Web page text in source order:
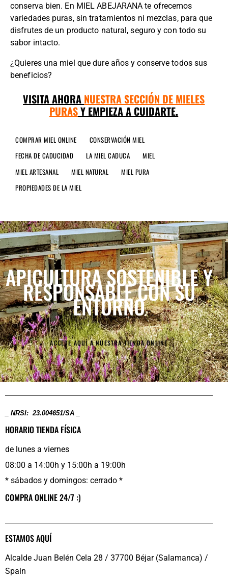
conserva bien. En MIEL ABEJARANA te ofrecemos
variedades puras, sin tratamientos ni mezclas, para que
disfrutes de un producto natural, seguro y con todo su
sabor intacto.
¿Quieres una miel que dure años y conserve todos sus
beneficios?
VISITA AHORA NUESTRA SECCIÓN DE MIELES
PURASY EMPIEZA A CUIDARTE.
COMPRAR MIEL ONLINE
CONSERVACIÓN MIEL
FECHA DE CADUCIDAD
LA MIEL CADUCA
MIEL
MIEL ARTESANAL
MIEL NATURAL
MIEL PURA
PROPIEDADES DE LA MIEL
APICULTURA SOSTENIBLEY
RESPONSABLE CON SU
ENTORNO
ACCEDE AQUÍ A NUESTRA TIENDA ONLINE
_ NRSI: 23.004651/SA _
HORARIO TIENDA FÍSICA
de lunes a viernes
08:00 a 14:00h y 15:00h a 19:00h
* sábados y domingos: cerrado *
COMPRA ONLINE 24/7 :)
ESTAMOS AQUÍ
Alcalde Juan Belén Cela 28 / 37700 Béjar (Salamanca) /
Spain